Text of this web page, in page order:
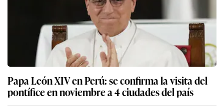
Papa León XIV en Perú: se confirma la visita del
pontífice en noviembre a 4 ciudades del país